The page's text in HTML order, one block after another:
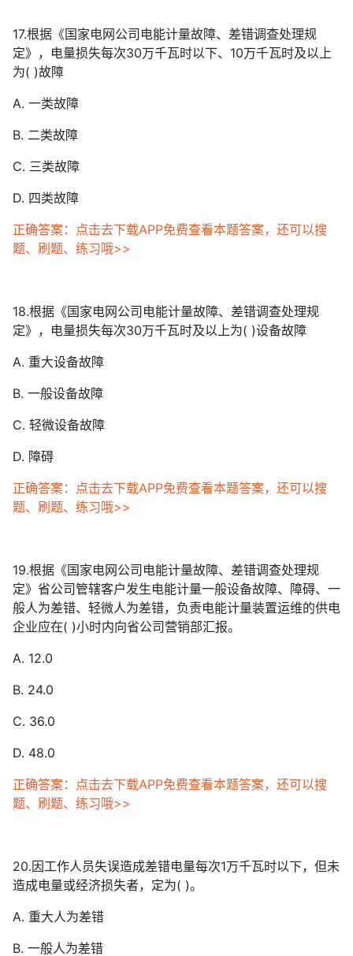
17.根据《国家电网公司电能计量故障、差错调查处理规
定》，电量损失每次30万千瓦时以下、10万千瓦时及以上
为( )故障
A. 一类故障
B. 二类故障
C. 三类故障
D. 四类故障
正确答案：点击去下载APP免费查看本题答案，还可以搜
题、刷题、练习哦>>
18.根据《国家电网公司电能计量故障、差错调查处理规
定》，电量损失每次30万千瓦时及以上为( )设备故障
A. 重大设备故障
B. 一般设备故障
C. 轻微设备故障
D. 障碍
正确答案：点击去下载APP免费查看本题答案，还可以搜
题、刷题、练习哦>>
19.根据《国家电网公司电能计量故障、差错调查处理规
定》省公司管辖客户发生电能计量一般设备故障、障碍、一
般人为差错、轻微人为差错，负责电能计量装置运维的供电
企业应在( )小时内向省公司营销部汇报。
A. 12.0
B. 24.0
C. 36.0
D. 48.0
正确答案：点击去下载APP免费查看本题答案，还可以搜
题、刷题、练习哦>>
20.因工作人员失误造成差错电量每次1万千瓦时以下，但未
造成电量或经济损失者，定为( )。
A. 重大人为差错
B. 一般人为差错